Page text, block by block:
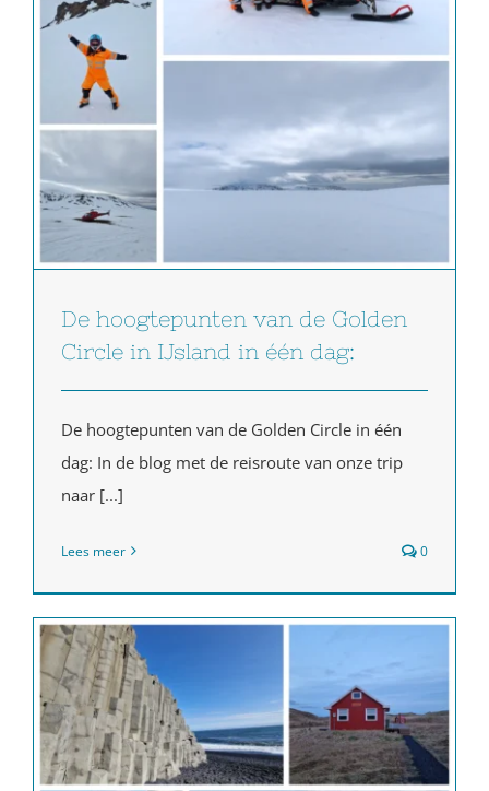
De hoogtepunten van de Golden
Circle in IJsland in één dag:
De hoogtepunten van de Golden Circle in één
dag: In de blog met de reisroute van onze trip
naar [...]
Lees meer 0